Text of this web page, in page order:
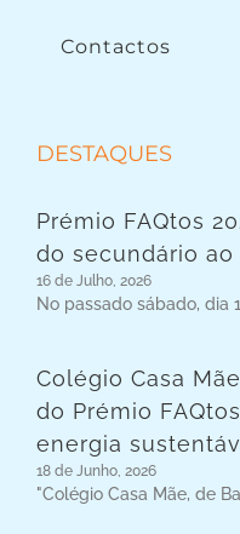
Contactos
DESTAQUES
Prémio FAQtos
do secundário ao
16 de Julho, 2026
No passado sábado, dia
Colégio Casa
do Prémio
energia
18 de Junho, 2026
"Colégio Casa Mãe, de